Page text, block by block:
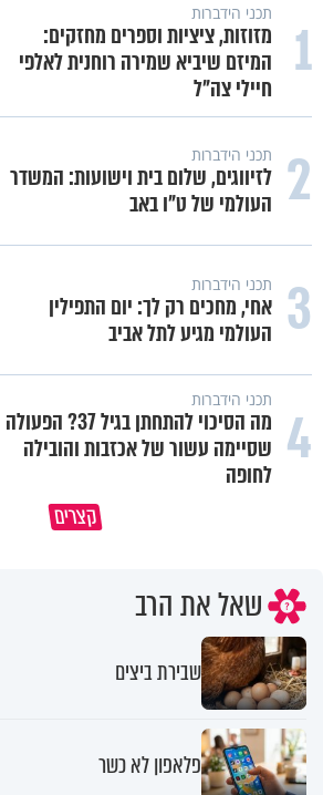
1 תכני הידברות
מזוזות, ציציות וספרים מחזקים:
המיזם שיביא שמירה רוחנית לאלפי
חיילי צה"ל
2 תכני הידברות
לזיווגים, שלום בית וישועות: המשדר
העולמי של ט"ו באב
3 תכני הידברות
אחי, מחכים רק לך: יום התפילין
העולמי מגיע לתל אביב
4 תכני הידברות
מה הסיכוי להתחתן בגיל 37? הפעולה
שסיימה עשור של אכזבות והובילה
לחופה
קצרים
שאל את הרב
שבירת ביצים
פלאפון לא כשר